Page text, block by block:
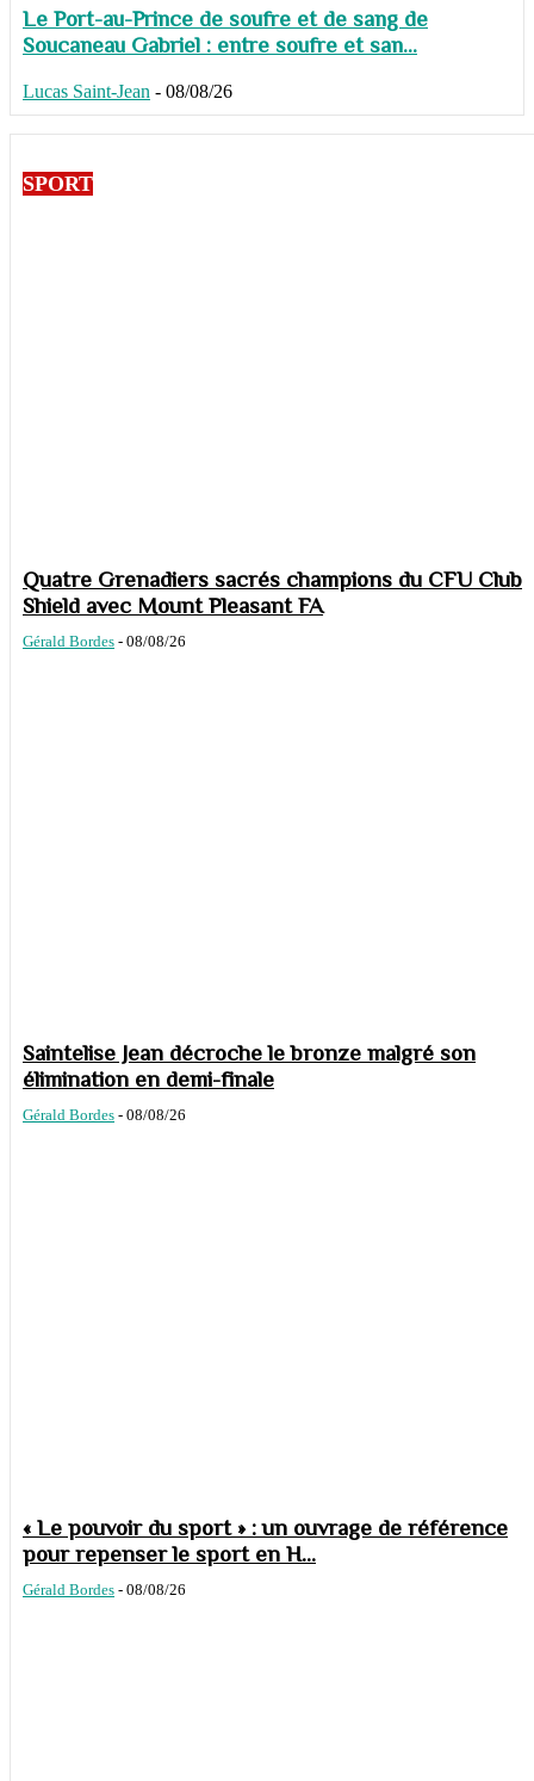
Le Port-au-Prince de soufre et de sang de
Soucaneau Gabriel : entre soufre et san...
Lucas Saint-Jean - 08/08/26
SPORT
Quatre Grenadiers sacrés champions du CFU Club
Shield avec Mount Pleasant FA
Gérald Bordes - 08/08/26
Saintelise Jean décroche le bronze malgré son
élimination en demi-finale
Gérald Bordes - 08/08/26
« Le pouvoir du sport » : un ouvrage de référence
pour repenser le sport en H...
Gérald Bordes - 08/08/26